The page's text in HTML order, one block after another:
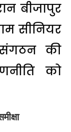
बीजापुर
सीनियर
की
को